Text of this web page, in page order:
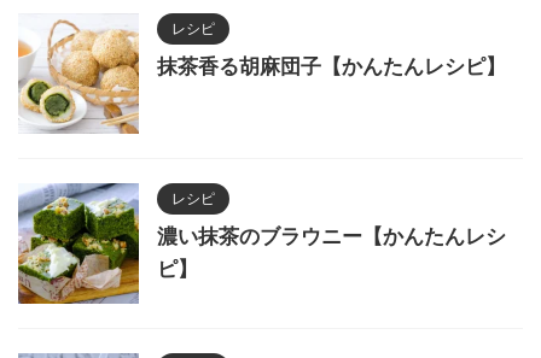
レシピ
抹茶香る胡麻団子【かんたんレシピ】
レシピ
濃い抹茶のブラウニー【かんたんレシ
ピ】